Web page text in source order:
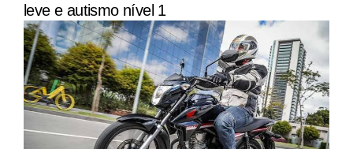
leve e autismo nível 1